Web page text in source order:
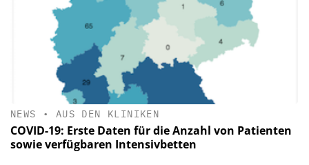
NEWS • AUS DEN KLINIKEN
COVID-19: Erste Daten für die Anzahl von Patienten
sowie verfügbaren Intensivbetten